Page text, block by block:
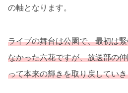
の軸となります。
ライブの舞台は公園で、最初は
なかった六花ですが、放送部の
って本来の輝きを取り戻してい